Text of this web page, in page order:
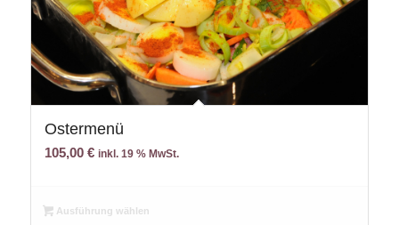
Ostermenü
105,00 € inkl. 19 % MwSt.
Ausführung wählen